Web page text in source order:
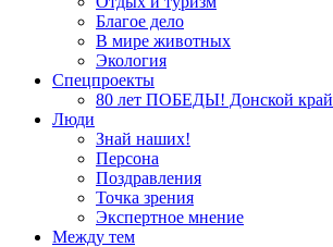
Благое дело
В мире животных
Экология
Спецпроекты
80 лет ПОБЕДЫ! Донской край
Люди
Знай наших!
Персона
Поздравления
Точка зрения
Экспертное мнение
Между тем